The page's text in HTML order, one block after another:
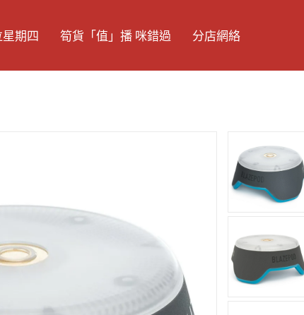
期四 筍貨「值」播 咪錯過 分店網絡